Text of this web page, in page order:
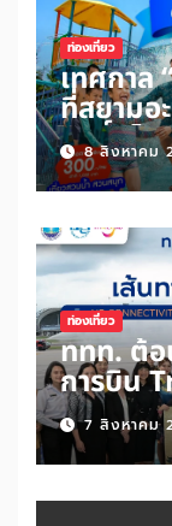
ท่องเที่ยว
เทศกาล
ที่สยามอ
สิทธิ์ “ไ
“บัตรสวั
100 บา
สนุกไม่
8 สิงหาคม
ท่องเที่ยว
ททท. ต้
การบิน
ทางจาก
คุณภาพจ
แรกบิน
7 สิงหาคม